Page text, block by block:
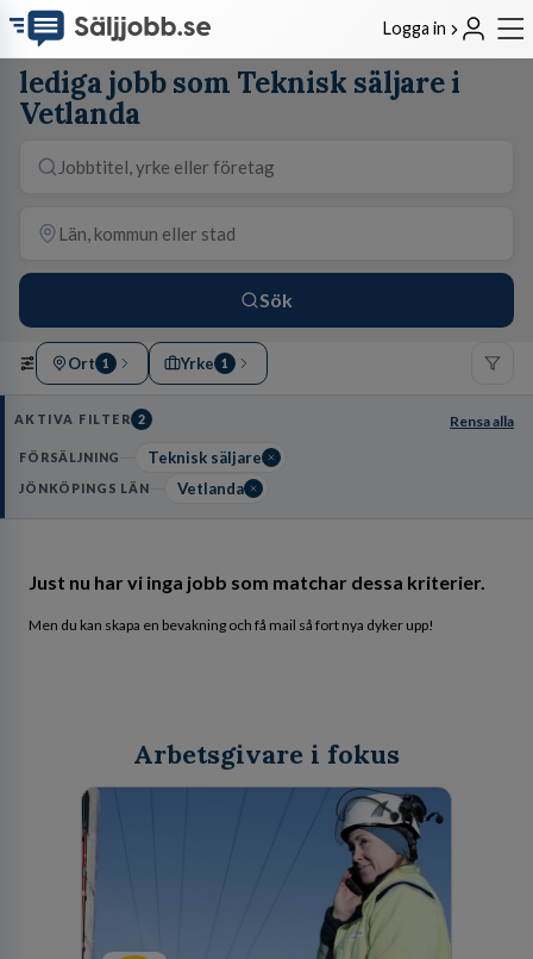
Logga in
lediga jobb som Teknisk säljare i
Vetlanda
Sök
Ort 1 Yrke 1
AKTIVA FILTER 2 Rensa alla
FÖRSÄLJNING Teknisk säljare
JÖNKÖPINGS LÄN Vetlanda
Just nu har vi inga jobb som matchar dessa kriterier.
Men du kan skapa en bevakning och få mail så fort nya dyker upp!
Arbetsgivare i fokus